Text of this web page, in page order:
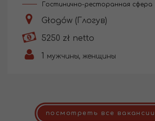
Гостинично-ресторанная сфера
Głogów (Глогув)
5250 zł netto
1 мужчины, женщины
посмотреть все вакансии